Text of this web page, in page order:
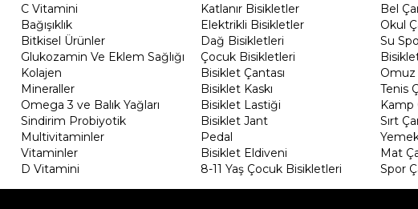
C Vitamini
Bağışıklık
Bitkisel Ürünler
Glukozamin Ve Eklem Sağlığı
Kolajen
Mineraller
Omega 3 ve Balık Yağları
Sindirim Probiyotik
Multivitaminler
Vitaminler
D Vitamini
Katlanır Bisikletler
Elektrikli Bisikletler
Dağ Bisikletleri
Çocuk Bisikletleri
Bisiklet Çantası
Bisiklet Kaskı
Bisiklet Lastiği
Bisiklet Jant
Pedal
Bisiklet Eldiveni
8-11 Yaş Çocuk Bisikletleri
Bel
Okul
Su
Omuz
Tenis
Kamp
Sırt
Mat
Spor